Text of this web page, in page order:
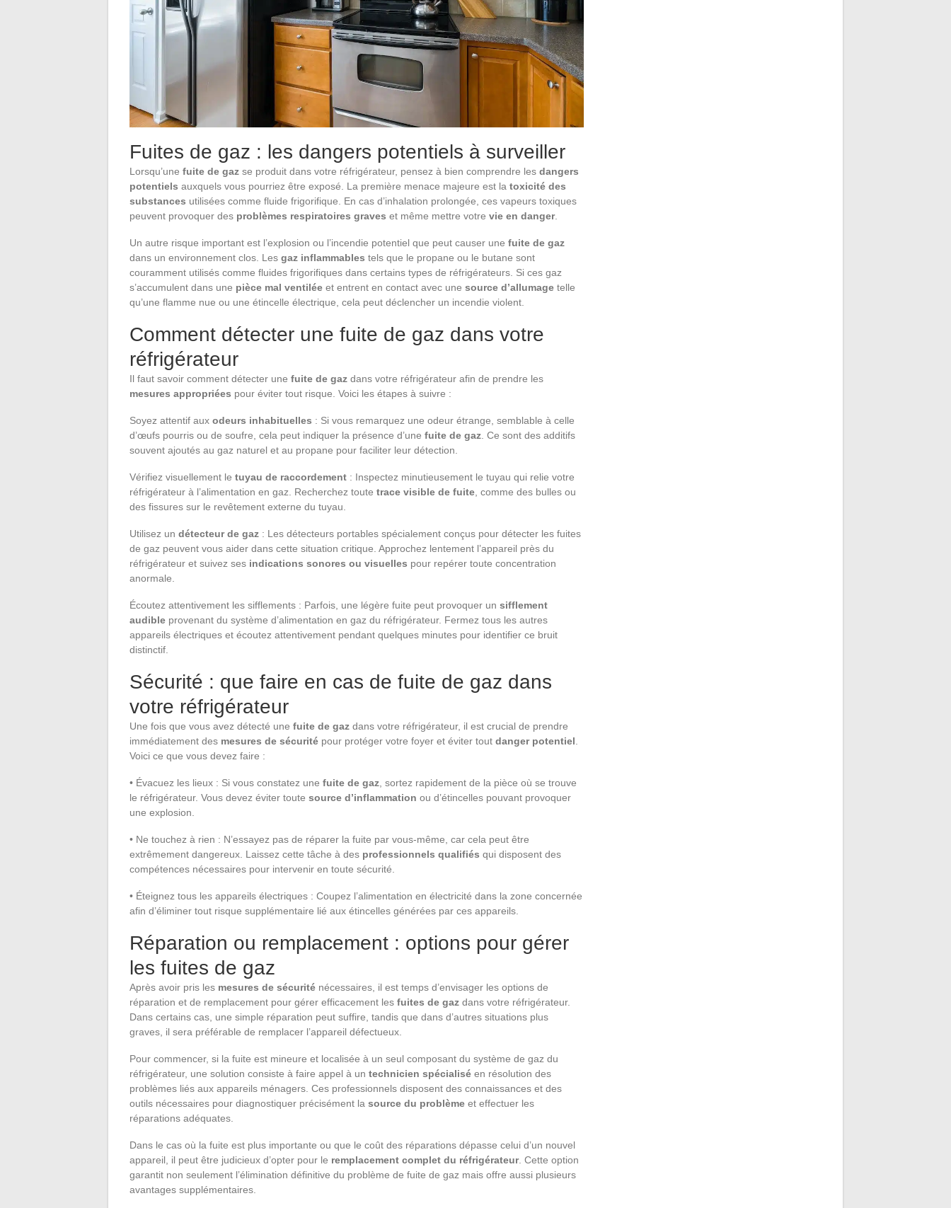
Fuites de gaz : les dangers potentiels à surveiller
Lorsqu’une fuite de gaz se produit dans votre réfrigérateur, pensez à bien comprendre les dangers
potentiels auxquels vous pourriez être exposé. La première menace majeure est la toxicité des
substances utilisées comme fluide frigorifique. En cas d’inhalation prolongée, ces vapeurs toxiques
peuvent provoquer des problèmes respiratoires graves et même mettre votre vie en danger.
Un autre risque important est l’explosion ou l’incendie potentiel que peut causer une fuite de gaz
dans un environnement clos. Les gaz inflammables tels que le propane ou le butane sont
couramment utilisés comme fluides frigorifiques dans certains types de réfrigérateurs. Si ces gaz
s’accumulent dans une pièce mal ventilée et entrent en contact avec une source d’allumage telle
qu’une flamme nue ou une étincelle électrique, cela peut déclencher un incendie violent.
Comment détecter une fuite de gaz dans votre
réfrigérateur
Il faut savoir comment détecter une fuite de gaz dans votre réfrigérateur afin de prendre les
mesures appropriées pour éviter tout risque. Voici les étapes à suivre :
Soyez attentif aux odeurs inhabituelles : Si vous remarquez une odeur étrange, semblable à celle
d’œufs pourris ou de soufre, cela peut indiquer la présence d’une fuite de gaz . Ce sont des additifs
souvent ajoutés au gaz naturel et au propane pour faciliter leur détection.
Vérifiez visuellement le tuyau de raccordement : Inspectez minutieusement le tuyau qui relie votre
réfrigérateur à l’alimentation en gaz. Recherchez toute trace visible de fuite , comme des bulles ou
des fissures sur le revêtement externe du tuyau.
Utilisez un détecteur de gaz : Les détecteurs portables spécialement conçus pour détecter les fuites
de gaz peuvent vous aider dans cette situation critique. Approchez lentement l’appareil près du
réfrigérateur et suivez ses indications sonores ou visuelles pour repérer toute concentration
anormale.
Écoutez attentivement les sifflements : Parfois, une légère fuite peut provoquer un sifflement
audible provenant du système d’alimentation en gaz du réfrigérateur. Fermez tous les autres
appareils électriques et écoutez attentivement pendant quelques minutes pour identifier ce bruit
distinctif.
Sécurité : que faire en cas de fuite de gaz dans
votre réfrigérateur
Une fois que vous avez détecté une fuite de gaz dans votre réfrigérateur, il est crucial de prendre
immédiatement des mesures de sécurité pour protéger votre foyer et éviter tout danger potentiel
Voici ce que vous devez faire :
• Évacuez les lieux : Si vous constatez une fuite de gaz , sortez rapidement de la pièce où se trouve
le réfrigérateur. Vous devez éviter toute source d’inflammation ou d’étincelles pouvant provoquer
une explosion.
• Ne touchez à rien : N’essayez pas de réparer la fuite par vous-même, car cela peut être
extrêmement dangereux. Laissez cette tâche à des professionnels qualifiés qui disposent des
compétences nécessaires pour intervenir en toute sécurité.
• Éteignez tous les appareils électriques : Coupez l’alimentation en électricité dans la zone concernée
afin d’éliminer tout risque supplémentaire lié aux étincelles générées par ces appareils.
Réparation ou remplacement : options pour gérer
les fuites de gaz
Après avoir pris les mesures de sécurité nécessaires, il est temps d’envisager les options de
réparation et de remplacement pour gérer efficacement les fuites de gaz dans votre réfrigérateur.
Dans certains cas, une simple réparation peut suffire, tandis que dans d’autres situations plus
graves, il sera préférable de remplacer l’appareil défectueux.
Pour commencer, si la fuite est mineure et localisée à un seul composant du système de gaz du
réfrigérateur, une solution consiste à faire appel à un technicien spécialisé en résolution des
problèmes liés aux appareils ménagers. Ces professionnels disposent des connaissances et des
outils nécessaires pour diagnostiquer précisément la source du problème et effectuer les
réparations adéquates.
Dans le cas où la fuite est plus importante ou que le coût des réparations dépasse celui d’un nouvel
appareil, il peut être judicieux d’opter pour le remplacement complet du réfrigérateur. Cette option
garantit non seulement l’élimination définitive du problème de fuite de gaz mais offre aussi plusieurs
avantages supplémentaires.